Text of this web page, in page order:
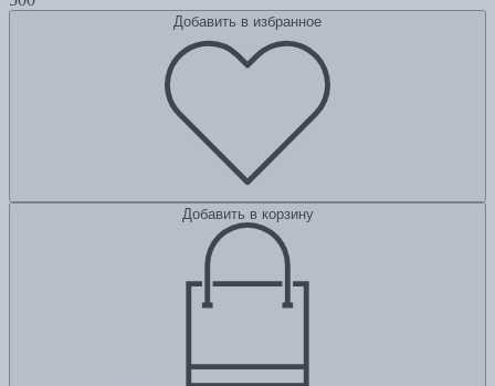
Добавить в избранное
Добавить в корзину